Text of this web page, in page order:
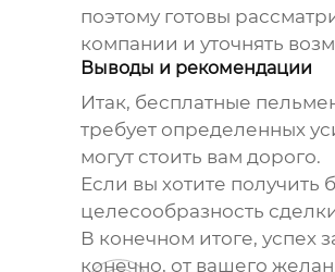
поэтому готовы
компании и уточнять
Выводы и рекомендации
Итак, бесплатные
требует определенных
могут стоить вам дорого.
Если вы хотите
целесообразность
В конечном итоге, успех
конечно, от вашего